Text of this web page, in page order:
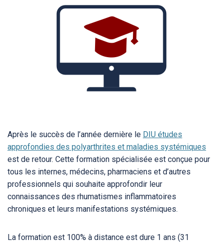
Après le succès de l’année dernière le DIU études
approfondies des polyarthrites et maladies systémiques
est de retour. Cette formation spécialisée est conçue pour
tous les internes, médecins, pharmaciens et d’autres
professionnels qui souhaite approfondir leur
connaissances des rhumatismes inflammatoires
chroniques et leurs manifestations systémiques.
La formation est 100% à distance est dure 1 ans (31